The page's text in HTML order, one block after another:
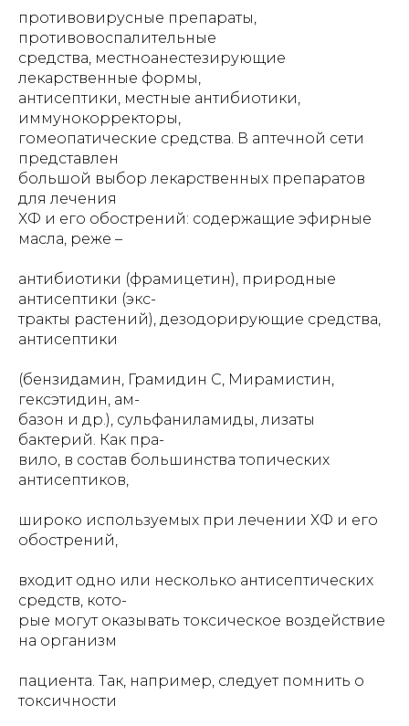
противовирусные препараты,
противовоспалительные
средства, местноанестезирующие
лекарственные формы,
антисептики, местные антибиотики,
иммунокорректоры,
гомеопатические средства. В аптечной сети
представлен
большой выбор лекарственных препаратов
для лечения
ХФ и его обострений: содержащие эфирные
масла, реже –
антибиотики (фрамицетин), природные
антисептики (экс-
тракты растений), дезодорирующие средства,
антисептики
(бензидамин, Грамидин С, Мирамистин,
гексэтидин, ам-
базон и др.), сульфаниламиды, лизаты
бактерий. Как пра-
вило, в состав большинства топических
антисептиков,
широко используемых при лечении ХФ и его
обострений,
входит одно или несколько антисептических
средств, кото-
рые могут оказывать токсическое воздействие
на организм
пациента. Так, например, следует помнить о
токсичности